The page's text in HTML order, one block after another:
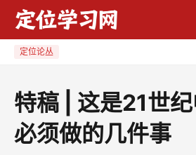
定位论丛
特稿 | 这是21世
必须做的几件事